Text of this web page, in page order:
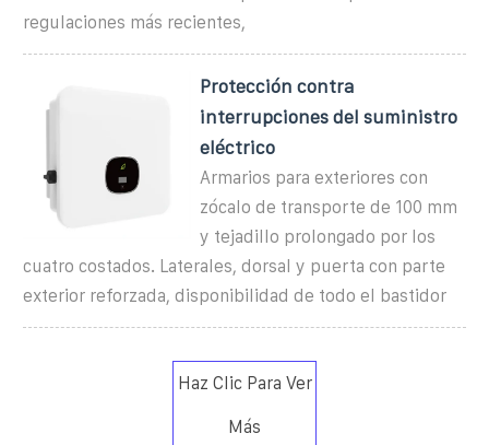
regulaciones más recientes,
Protección contra
interrupciones del suministro
eléctrico
Armarios para exteriores con
zócalo de transporte de 100 mm
y tejadillo prolongado por los
cuatro costados. Laterales, dorsal y puerta con parte
exterior reforzada, disponibilidad de todo el bastidor
Haz Clic Para Ver
Más